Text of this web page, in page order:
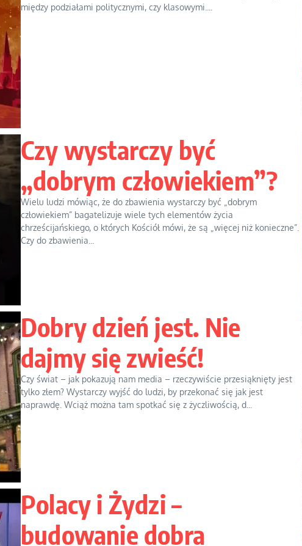
między podziałami politycznymi, czy klasowymi....
Czy wystarczy być
„dobrym człowiekiem”?
Wielu ludzi mówiąc, że do zbawienia wystarczy być „dobrym
człowiekiem” bagatelizuje wiele tych elementów życia
chrześcijańskiego, o których Kościół mówi, że są „więcej niż konieczne”.
Czy do zbawienia...
Dobry dzień jest. Nie
dajmy się zwieść!
Czy świat – jak pokazują nam media – rzeczywiście przesiąknięty jest
tylko złem? Wystarczy wyjść do ludzi, by przekonać się jak jest
naprawdę. Wciąż można tam spotkać się z życzliwością, d...
Polacy i Żydzi –
budowanie dobra